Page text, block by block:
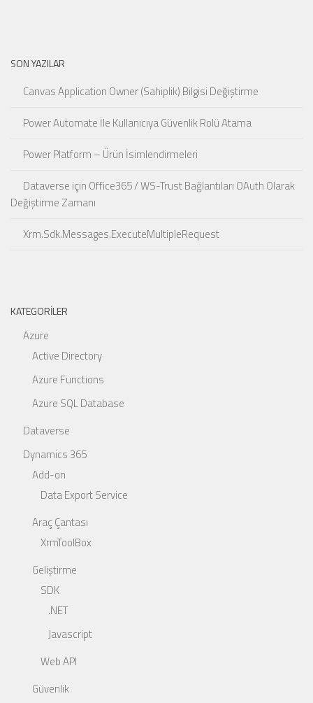
SON YAZILAR
Canvas Application Owner (Sahiplik) Bilgisi Değiştirme
Power Automate İle Kullanıcıya Güvenlik Rolü Atama
Power Platform – Ürün İsimlendirmeleri
Dataverse için Office365 / WS-Trust Bağlantıları OAuth Olarak
Değiştirme Zamanı
Xrm.Sdk.Messages.ExecuteMultipleRequest
KATEGORILER
Azure
Active Directory
Azure Functions
Azure SQL Database
Dataverse
Dynamics 365
Add-on
Data Export Service
Araç Çantası
XrmToolBox
Geliştirme
SDK
.NET
Javascript
Web API
Güvenlik